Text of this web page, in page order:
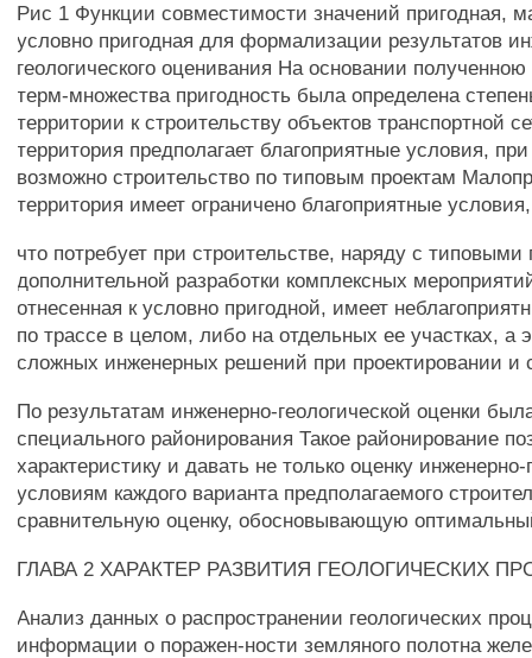
Рис 1 Функции совместимости значений пригодная,
условно пригодная для формализации результатов
геологического оценивания На основании
терм-множества пригодность была определена
территории к строительству объектов транспортной
территория предполагает благоприятные условия,
возможно строительство по типовым проектам
территория имеет ограничено благоприятные условия,
что потребует при строительстве, наряду с типовыми
дополнительной разработки комплексных
отнесенная к условно пригодной, имеет
по трассе в целом, либо на отдельных ее участках, а
сложных инженерных решений при проектировании и
По результатам инженерно-геологической оценки
специального районирования Такое районирование
характеристику и давать не только оценку инженерно-
условиям каждого варианта предполагаемого
сравнительную оценку, обосновывающую
ГЛАВА 2 ХАРАКТЕР РАЗВИТИЯ ГЕОЛОГИЧЕСКИХ
Анализ данных о распространении геологических
информации о поражен-ности земляного полотна